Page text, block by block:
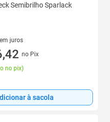
Semibrilho Sparlack
juros
sem jurosno Pix
no pix)
à sacola